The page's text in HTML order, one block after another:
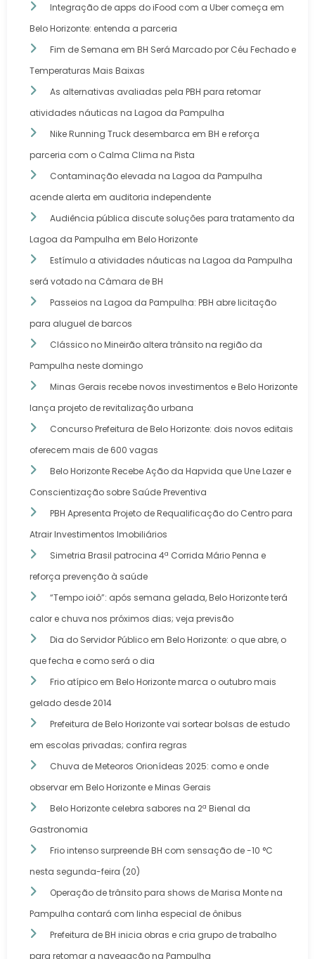
Integração de apps do iFood com a Uber começa em
Belo Horizonte: entenda a parceria
Fim de Semana em BH Será Marcado por Céu Fechado e
Temperaturas Mais Baixas
As alternativas avaliadas pela PBH para retomar
atividades náuticas na Lagoa da Pampulha
Nike Running Truck desembarca em BH e reforça
parceria com o Calma Clima na Pista
Contaminação elevada na Lagoa da Pampulha
acende alerta em auditoria independente
Audiência pública discute soluções para tratamento da
Lagoa da Pampulha em Belo Horizonte
Estímulo a atividades náuticas na Lagoa da Pampulha
será votado na Câmara de BH
Passeios na Lagoa da Pampulha: PBH abre licitação
para aluguel de barcos
Clássico no Mineirão altera trânsito na região da
Pampulha neste domingo
Minas Gerais recebe novos investimentos e Belo Horizonte
lança projeto de revitalização urbana
Concurso Prefeitura de Belo Horizonte: dois novos editais
oferecem mais de 600 vagas
Belo Horizonte Recebe Ação da Hapvida que Une Lazer e
Conscientização sobre Saúde Preventiva
PBH Apresenta Projeto de Requalificação do Centro para
Atrair Investimentos Imobiliários
Simetria Brasil patrocina 4ª Corrida Mário Penna e
reforça prevenção à saúde
“Tempo ioiô”: após semana gelada, Belo Horizonte terá
calor e chuva nos próximos dias; veja previsão
Dia do Servidor Público em Belo Horizonte: o que abre, o
que fecha e como será o dia
Frio atípico em Belo Horizonte marca o outubro mais
gelado desde 2014
Prefeitura de Belo Horizonte vai sortear bolsas de estudo
em escolas privadas; confira regras
Chuva de Meteoros Orionídeas 2025: como e onde
observar em Belo Horizonte e Minas Gerais
Belo Horizonte celebra sabores na 2ª Bienal da
Gastronomia
Frio intenso surpreende BH com sensação de -10 °C
nesta segunda-feira (20)
Operação de trânsito para shows de Marisa Monte na
Pampulha contará com linha especial de ônibus
Prefeitura de BH inicia obras e cria grupo de trabalho
para retomar a navegação na Pampulha